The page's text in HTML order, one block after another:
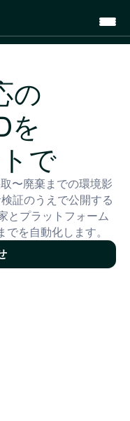
の
を
で
〜廃棄までの環境影
証のうえで公開する
とプラットフォーム
を自動化します。